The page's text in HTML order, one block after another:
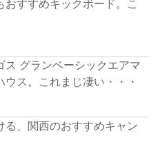
おすすめキックボード。こ
ス グランベーシックエアマ
ウス。これまじ凄い・・・
る、関西のおすすめキャン